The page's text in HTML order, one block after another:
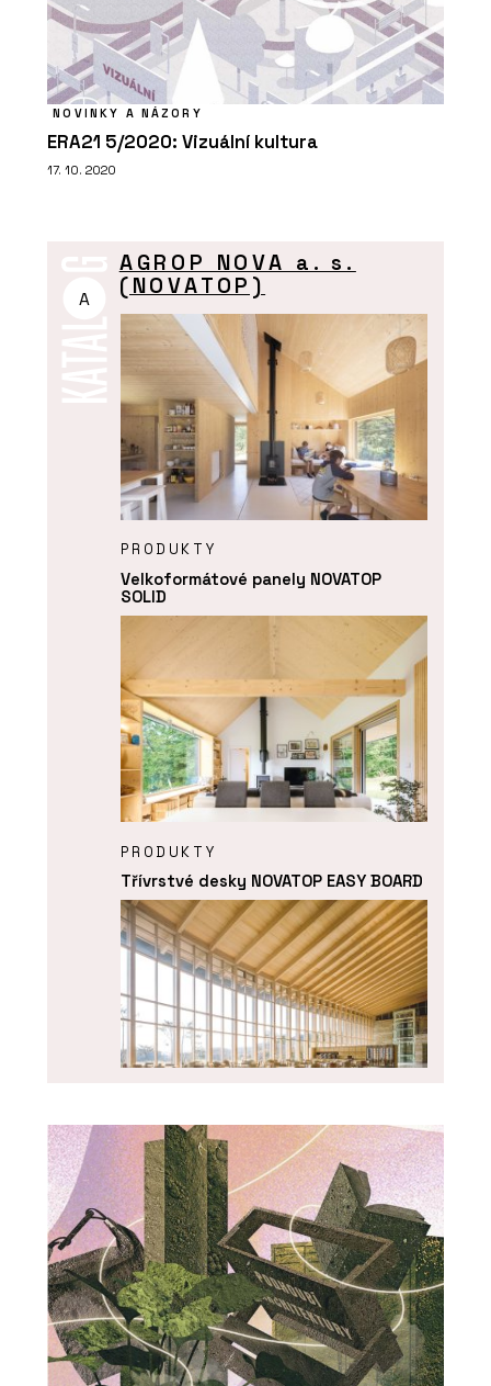
NOVINKY A NÁZORY
ERA21 5/2020: Vizuální kultura
17. 10. 2020
A
AGROP NOVA a. s.
(NOVATOP)
PRODUKTY
Velkoformátové panely NOVATOP
SOLID
PRODUKTY
Třívrstvé desky NOVATOP EASY BOARD
PRODUKTY
Vícevrstvé desky NOVATOP SWP